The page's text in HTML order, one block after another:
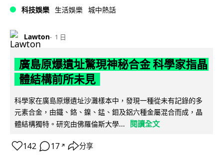
科技娛樂 生活娛樂 城中熱話
Lawton 1 日
廣島原爆遺址驚現神秘合金 科學家指晶
體結構前所未見
科學家在廣島原爆遺址沙灘樣本中，發現一種從未有記錄的多
元素合金，由鐵、鉻、鎳、錳、鉬及鋁六種金屬混合而成，晶
體結構獨特。研究由佛羅倫斯大學...
閱讀全文
142 17 ↗ 分享